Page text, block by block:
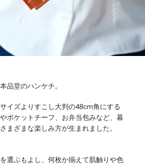
品堂のハンケチ。
イズよりすこし大判の48cm角にする
ポケットチーフ、お弁当包みなど、暮
まざまな楽しみ方が生まれました。
選ぶもよし、何枚か揃えて肌触りや色